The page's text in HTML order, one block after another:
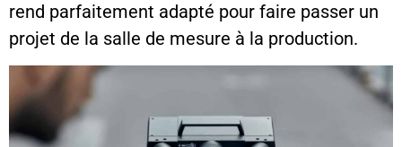
rend parfaitement adapté pour faire passer un
projet de la salle de mesure à la production.